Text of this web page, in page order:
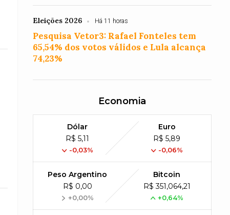
Eleições 2026 Há 11 horas
Pesquisa Vetor3: Rafael Fonteles tem
65,54% dos votos válidos e Lula alcança
74,23%
Economia
Dólar
R$ 5,11
-0,03%
Euro
R$ 5,89
-0,06%
Peso Argentino
R$ 0,00
+0,00%
Bitcoin
R$ 351,064,21
+0,64%